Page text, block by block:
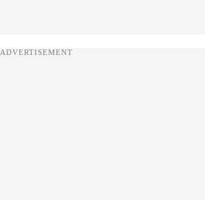
ADVERTISEMENT